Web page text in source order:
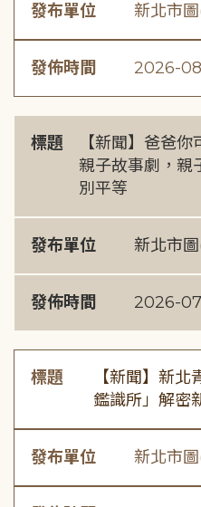
發布單位 新北市
發佈時間 2026-
標題
【新聞】爸爸
親子故事劇，親
別平等
發布單位 新北市
發佈時間 2026-
標題
【新聞】新
鑑識所」解密
發布單位 新北市